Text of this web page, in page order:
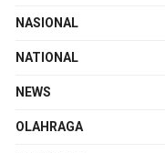
NASIONAL
NATIONAL
NEWS
OLAHRAGA